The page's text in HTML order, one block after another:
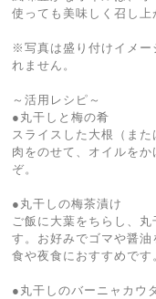
使っても美味しく召し上
※写真は盛り付けイメー
れません。
～活用レシピ～
●丸干しと梅の肴
スライスした大根（ま
肉をのせて、オイルを
ぞ。
●丸干しの梅茶漬け
ご飯に大葉をちらし、
す。お好みでゴマや醤
食や夜食におすすめです
●丸干しのバーニャカウ